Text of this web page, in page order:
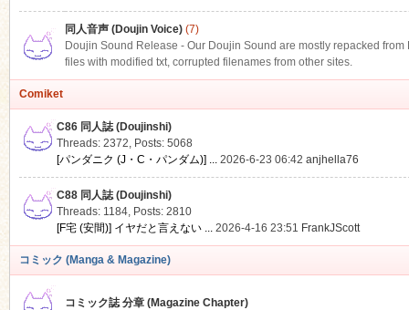
同人音声 (Doujin Voice)(7)
Doujin Sound Release - Our Doujin Sound are mostly repacked
files with modified txt, corrupted filenames from other sites.
Comiket
C86 同人誌 (Doujinshi)
Threads: 2372, Posts: 5068
[パンダニク (J・C・パンダム)] ... 2026-6-23 06:42 anjhella76
C88 同人誌 (Doujinshi)
Threads: 1184, Posts: 2810
[F宅 (安間)] イヤだと言えない ... 2026-4-16 23:51 FrankJScott
コミック (Manga & Magazine)
コミック誌 分章 (Magazine Chapter)